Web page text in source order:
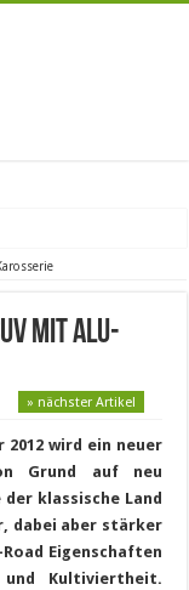
mit Alu-
» nächster Artikel
wird ein neuer
Grund auf neu
klassische Land
dabei aber stärker
Eigenschaften
Kultiviertheit.